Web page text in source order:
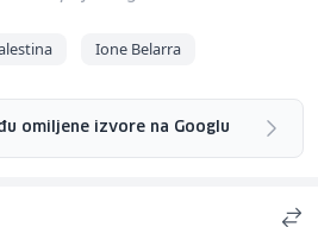
Ione Belarra
omiljene izvore na Googlu